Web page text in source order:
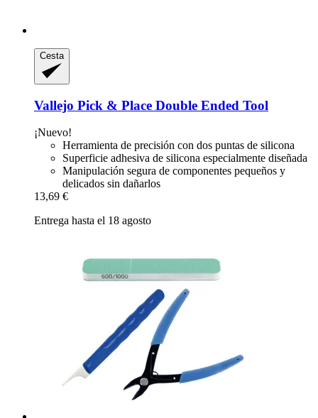
Cesta
Vallejo Pick & Place Double Ended Tool
¡Nuevo!
Herramienta de precisión con dos puntas de silicona
Superficie adhesiva de silicona especialmente diseñada
Manipulación segura de componentes pequeños y
delicados sin dañarlos
13,69 €
Entrega hasta el 18 agosto